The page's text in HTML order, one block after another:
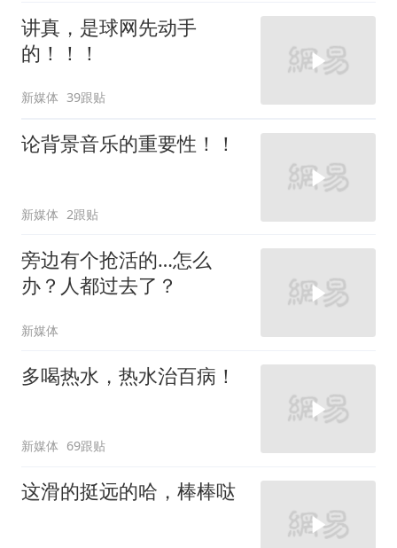
讲真，是球网先动手
的！！！
新媒体 39跟贴
论背景音乐的重要性！！
新媒体 2跟贴
旁边有个抢活的…怎么
办？人都过去了？
新媒体
多喝热水，热水治百病！
新媒体 69跟贴
这滑的挺远的哈，棒棒哒